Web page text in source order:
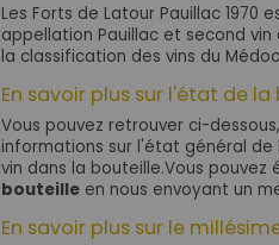
Les Forts de Latour Pauillac 1970
appellation Pauillac et second vin
la classification des vins du Médoc
En savoir plus sur l'état de
Vous pouvez retrouver ci-
informations sur l'état général
vin dans la bouteille.Vous pouvez
bouteille en nous envoyant un
En savoir plus sur le